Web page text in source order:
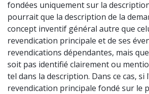
fondées uniquement sur la
pourrait que la description de la
concept inventif général autre que
revendication principale et de ses
revendications dépendantes, mais
soit pas identifié clairement ou
tel dans la description. Dans ce cas, si
revendication principale fondé sur le